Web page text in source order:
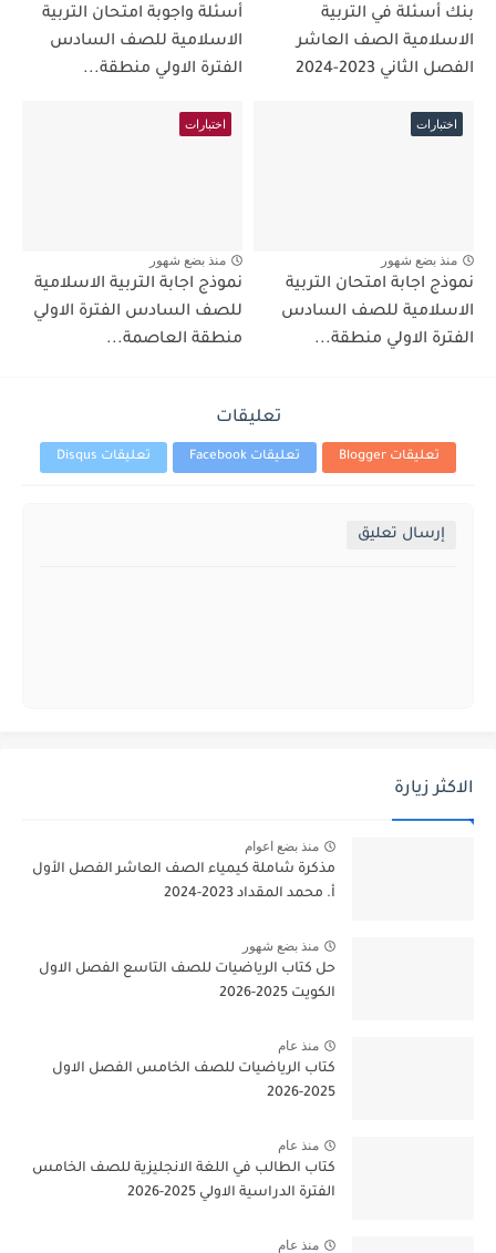
بنك أسئلة في التربية
الاسلامية الصف العاشر
الفصل الثاني 2023-2024
أسئلة واجوبة امتحان التربية
الاسلامية للصف السادس
الفترة الاولي منطقة...
اختبارات
منذ بضع شهور
نموذج اجابة امتحان التربية
الاسلامية للصف السادس
الفترة الاولي منطقة...
اختبارات
منذ بضع شهور
نموذج اجابة التربية الاسلامية
للصف السادس الفترة الاولي
منطقة العاصمة...
تعليقات
تعليقات Blogger تعليقات Facebook تعليقات Disqus
إرسال تعليق
الاكثر زيارة
منذ بضع اعوام
مذكرة شاملة كيمياء الصف العاشر الفصل الأول
أ. محمد المقداد 2023-2024
منذ بضع شهور
حل كتاب الرياضيات للصف التاسع الفصل الاول
الكويت 2025-2026
منذ عام
كتاب الرياضيات للصف الخامس الفصل الاول
2025-2026
منذ عام
كتاب الطالب في اللغة الانجليزية للصف الخامس
الفترة الدراسية الاولي 2025-2026
منذ عام